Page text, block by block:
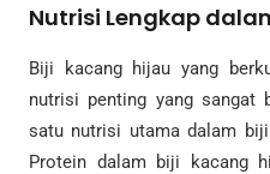
Nutrisi Lengkap
Biji kacang hijau yang
nutrisi penting yang sangat
satu nutrisi utama dalam
Protein dalam biji kacang